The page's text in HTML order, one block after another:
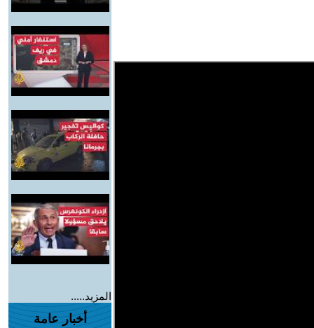
المزيد.....
أخبار عامة